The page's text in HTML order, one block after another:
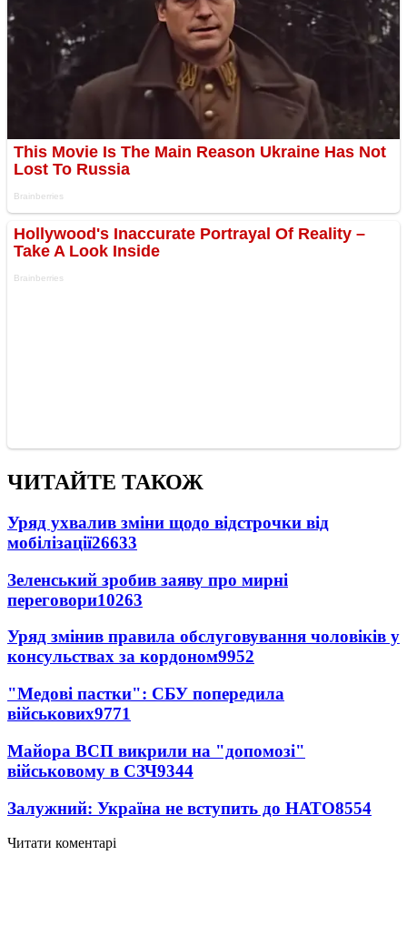
ЧИТАЙТЕ ТАКОЖ
Уряд ухвалив зміни щодо відстрочки від
мобілізації26633
Зеленський зробив заяву про мирні
переговори10263
Уряд змінив правила обслуговування чоловіків у
консульствах за кордоном9952
"Медові пастки": СБУ попередила
військових9771
Майора ВСП викрили на "допомозі"
військовому в СЗЧ9344
Залужний: Україна не вступить до НАТО8554
Читати коментарі